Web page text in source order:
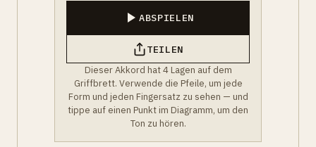
ABSPIELEN
TEILEN
Dieser Akkord hat 4 Lagen auf dem
Griffbrett. Verwende die Pfeile, um jede
Form und jeden Fingersatz zu sehen — und
tippe auf einen Punkt im Diagramm, um den
Ton zu hören.